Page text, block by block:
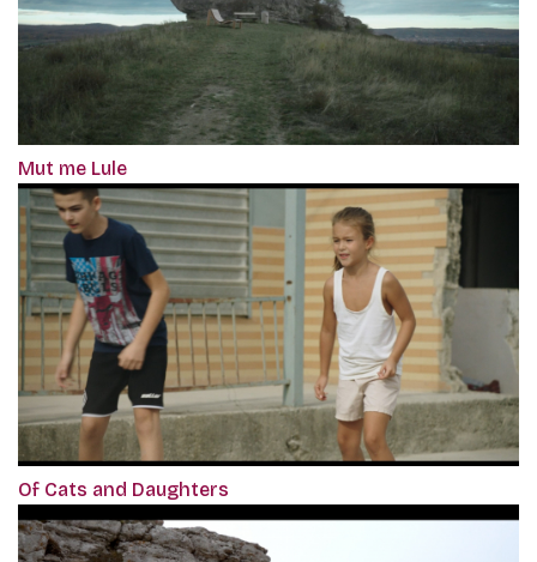
Mut me Lule
Of Cats and Daughters